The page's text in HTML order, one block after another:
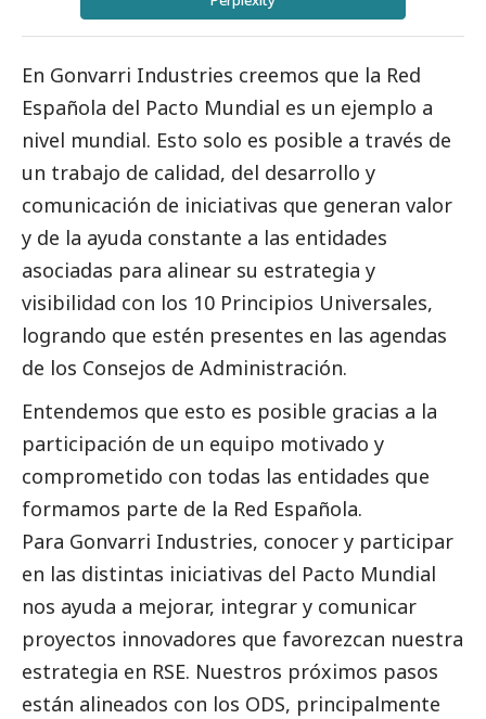
En Gonvarri Industries creemos que la Red
Española del Pacto Mundial es un ejemplo a
nivel mundial. Esto solo es posible a través de
un trabajo de calidad, del desarrollo y
comunicación de iniciativas que generan valor
y de la ayuda constante a las entidades
asociadas para alinear su estrategia y
visibilidad con los 10 Principios Universales,
logrando que estén presentes en las agendas
de los Consejos de Administración.
Entendemos que esto es posible gracias a la
participación de un equipo motivado y
comprometido con todas las entidades que
formamos parte de la Red Española.
Para Gonvarri Industries, conocer y participar
en las distintas iniciativas del Pacto Mundial
nos ayuda a mejorar, integrar y comunicar
proyectos innovadores que favorezcan nuestra
estrategia en RSE. Nuestros próximos pasos
están alineados con los ODS, principalmente